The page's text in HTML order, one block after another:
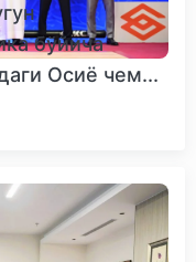
бўйича
Осиё чем...